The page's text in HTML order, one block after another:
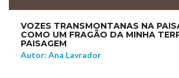
VOZES TRANSMONTANAS NA
COMO UM FRAGÃO DA MINHA
PAISAGEM
Autor: Ana Lavrador